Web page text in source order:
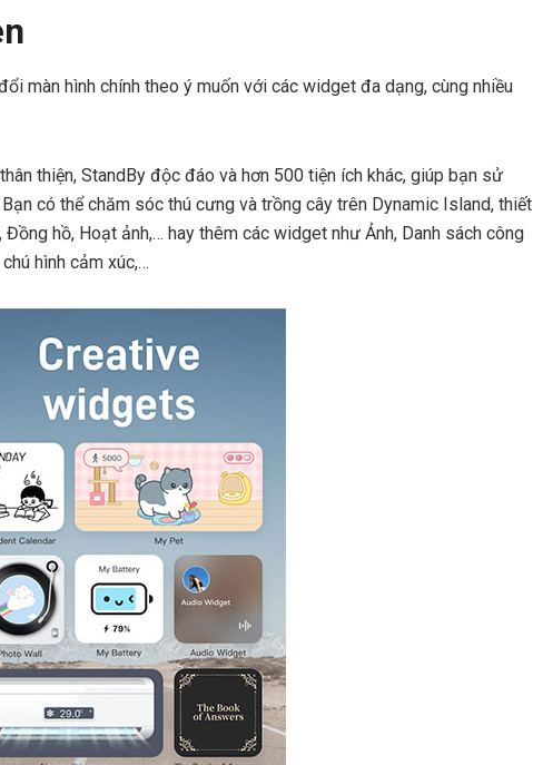
màn hình chính theo ý muốn với các widget đa dạng, cùng nhiều
thiện, StandBy độc đáo và hơn 500 tiện ích khác, giúp bạn sử
có thể chăm sóc thú cưng và trồng cây trên Dynamic Island, thiết
Đồng hồ, Hoạt ảnh,… hay thêm các widget như Ảnh, Danh sách công
hình cảm xúc,…